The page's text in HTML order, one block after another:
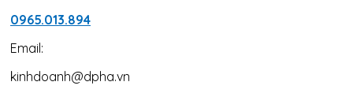
0965.013.894
Email:
kinhdoanh@dpha.vn